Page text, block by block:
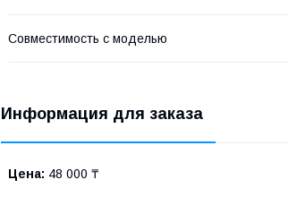
Совместимость с моделью
Информация для заказа
Цена: 48 000 ₸